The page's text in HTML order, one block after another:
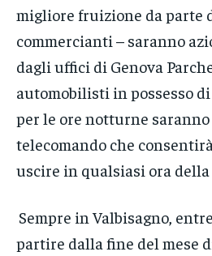
migliore fruizione da parte
commercianti – saranno
dagli uffici di Genova
automobilisti in possesso
per le ore notturne
telecomando che
uscire in qualsiasi ora
Sempre in Valbisagno,
partire dalla fine del mese